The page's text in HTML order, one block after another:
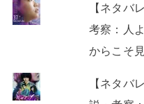
【ネタバ
考察：人
からこそ
【ネタバ